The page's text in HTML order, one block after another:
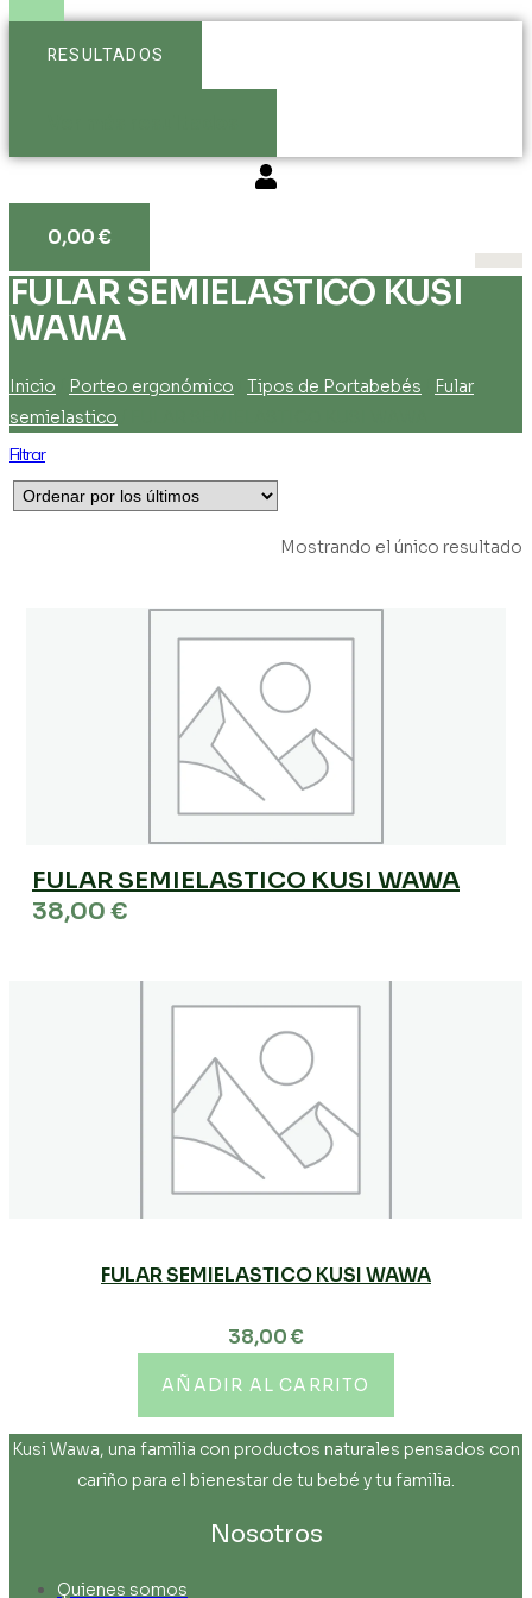
RESULTADOS
0,00€
FULAR SEMIELASTICO KUSI
WAWA
Inicio Porteo ergonómico Tipos de Portabebés
Fular
semielastico
Filtrar
Mostrando el único resultado
FULAR SEMIELASTICO KUSI WAWA
38,00 €
FULAR SEMIELASTICO KUSI WAWA
38,00€
AÑADIR AL CARRITO
Kusi Wawa, una familia con productos naturales pensados con
cariño para el bienestar de tu bebé y tu familia.
Nosotros
Quienes somos